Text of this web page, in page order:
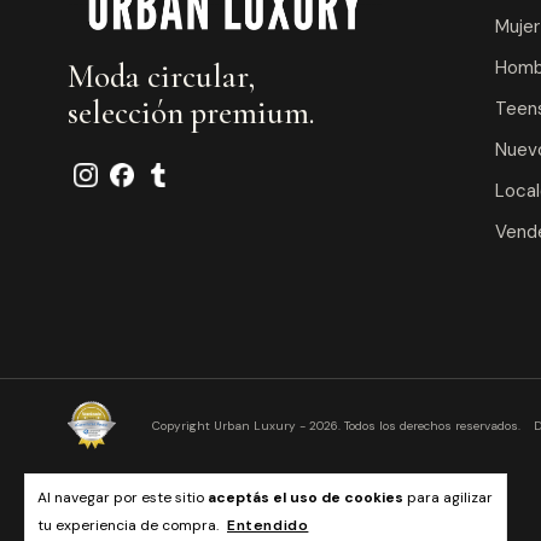
Al navegar por este sitio aceptás el uso de cookies para agilizar
tu experiencia de compra. Entendido
Moda circular,
selección premium.
Mujer
Copyright Urban Luxury - 2026. Todos los derechos reservados.